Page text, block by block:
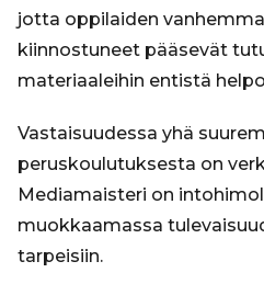
jotta oppilaiden
kiinnostuneet pääsevät
materiaaleihin entistä
Vastaisuudessa yhä
peruskoulutuksesta on
Mediamaisteri on
muokkaamassa
tarpeisiin.